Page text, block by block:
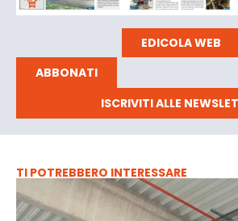
EDICOLA WEB
ABBONATI
ISCRIVITI ALLE
TI POTREBBERO INTERESSARE